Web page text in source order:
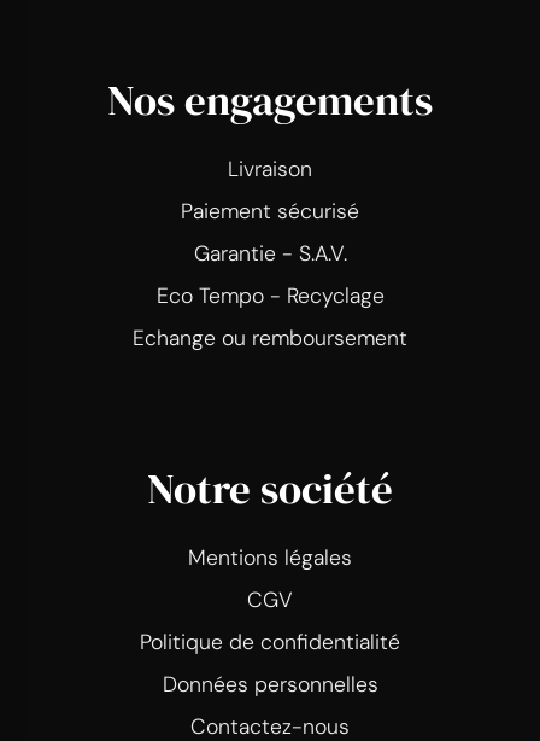
Nos engagements
Livraison
Paiement sécurisé
Garantie - S.A.V.
Eco Tempo - Recyclage
Echange ou remboursement
Notre société
Mentions légales
CGV
Politique de confidentialité
Données personnelles
Contactez-nous